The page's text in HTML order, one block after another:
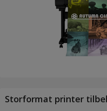
Storformat printer